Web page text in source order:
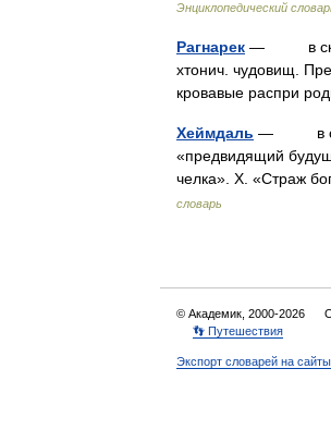
Энциклопедический
Рагнарек — в
хтонич. чудовищ.
кровавые распри
Хеймдаль — в
«предвидящий
челка». Х. «Страж
словарь
© Академик, 2000-2026
👣 Путешествия
Экспорт словарей на сайты